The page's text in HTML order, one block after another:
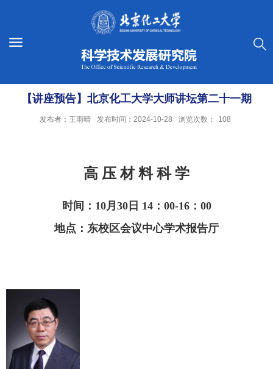
【讲座预告】北京化工大学大师讲坛第二十一期
发布者：王雨晴 发布时间：2024-10-28 浏览次数： 108
高 压 材 料 科 学
时间： 10月30日 14： 00-16： 00
地点：东校区会议中心学术报告厅